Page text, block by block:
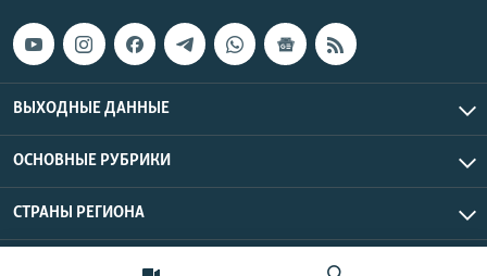
ВЫХОДНЫЕ ДАННЫЕ
ОСНОВНЫЕ РУБРИКИ
СТРАНЫ РЕГИОНА
Азаттык Азия © 2026 RFE/RL, Inc. | Все права защищены.